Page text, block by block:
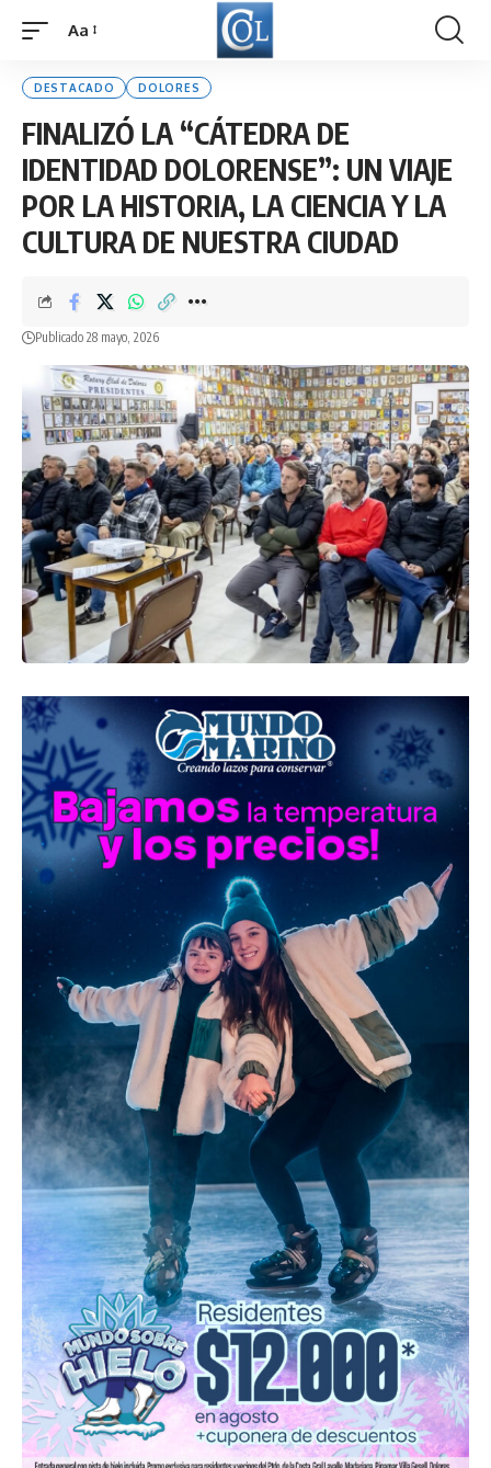
Font
Aa
DESTACADO DOLORES
FINALIZÓ LA “CÁTEDRA DE
IDENTIDAD DOLORENSE”: UN VIAJE
POR LA HISTORIA, LA CIENCIA Y LA
CULTURA DE NUESTRA CIUDAD
Publicado 28 mayo, 2026